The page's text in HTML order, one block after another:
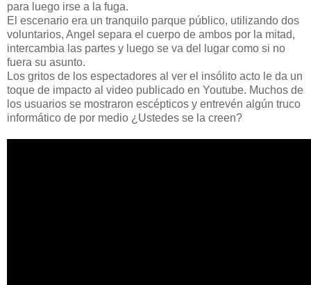
para luego irse a la fuga.
El escenario era un tranquilo parque público, utilizando dos
voluntarios, Angel separa el cuerpo de ambos por la mitad,
intercambia las partes y luego se va del lugar como si no
fuera su asunto.
Los gritos de los espectadores al ver el insólito acto le da un
toque de impacto al video publicado en Youtube. Muchos de
los usuarios se mostraron escépticos y entrevén algún truco
informático de por medio ¿Ustedes se la creen?